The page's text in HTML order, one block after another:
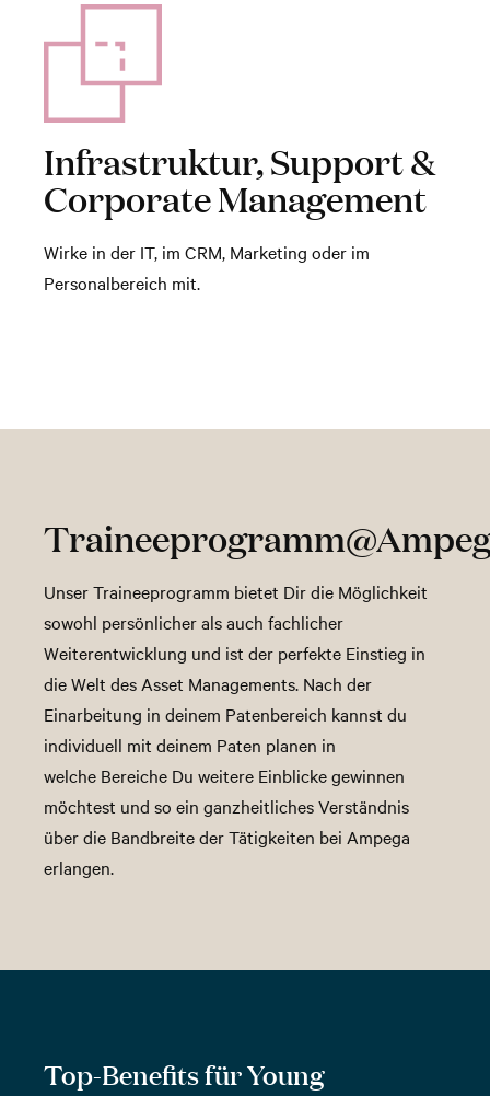
Infrastruktur, Support &
Corporate Management
Wirke in der IT, im CRM, Marketing oder im
Personalbereich mit.
Unser Traineeprogramm bietet Dir die Möglichkeit
sowohl persönlicher als auch fachlicher
Weiterentwicklung und ist der perfekte Einstieg in
die Welt des Asset Managements. Nach der
Einarbeitung in deinem Patenbereich kannst du
individuell mit deinem Paten planen in
welche Bereiche Du weitere Einblicke gewinnen
möchtest und so ein ganzheitliches Verständnis
über die Bandbreite der Tätigkeiten bei Ampega
erlangen.
Top-Benefits für Young